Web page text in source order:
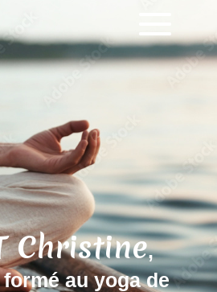
Christine,
au yoga de